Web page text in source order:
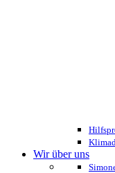
Wir über uns